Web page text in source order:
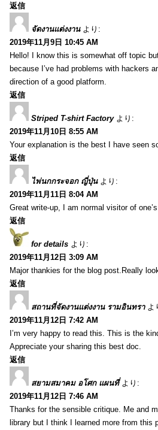
返信
จัดงานแต่งงาน より:
2019年11月9日 10:45 AM
Hello! I know this is somewhat off topic
because I’ve had problems with hackers
direction of a good platform.
返信
Striped T-shirt Factory より:
2019年11月10日 8:55 AM
Your explanation is the best I have seen
返信
ไพ่นกกระจอก ญี่ปุ่น より:
2019年11月11日 8:04 AM
Great write-up, I am normal visitor of
返信
for details より:
2019年11月12日 3:09 AM
Major thankies for the blog post.Really
返信
สถานที่จัดงานแต่งงาน รามอินทรา よ
2019年11月12日 7:42 AM
I’m very happy to read this. This is the
Appreciate your sharing this best doc.
返信
สยามสมาคม อโศก แผนที่ より:
2019年11月12日 7:46 AM
Thanks for the sensible critique. Me and
library but I think I learned more from this